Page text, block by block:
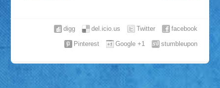
facebook
Twitter
del.icio.us
digg
stumbleupon
Google +1
Pinterest